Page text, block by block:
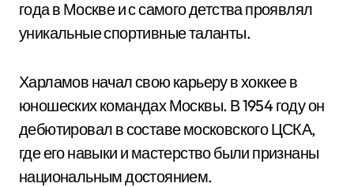
года в Москве и с самого детства проявлял
уникальные спортивные таланты.
Харламов начал свою карьеру в хоккее в
юношеских командах Москвы. В 1954 году он
дебютировал в составе московского ЦСКА,
где его навыки и мастерство были признаны
национальным достоянием.